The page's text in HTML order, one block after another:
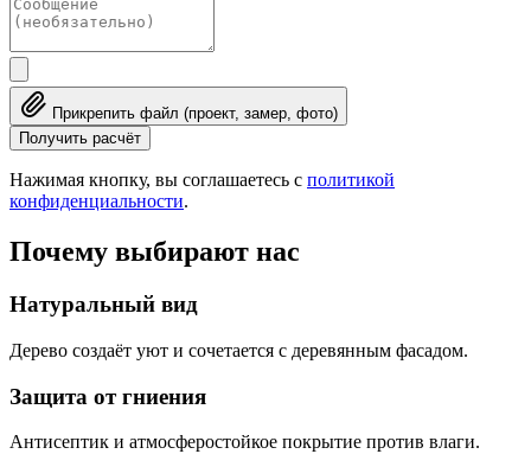
Прикрепить файл (проект, замер, фото)
Получить расчёт
Нажимая кнопку, вы соглашаетесь с политикой
конфиденциальности.
Почему выбирают нас
Натуральный вид
Дерево создаёт уют и сочетается с деревянным фасадом.
Защита от гниения
Антисептик и атмосферостойкое покрытие против влаги.